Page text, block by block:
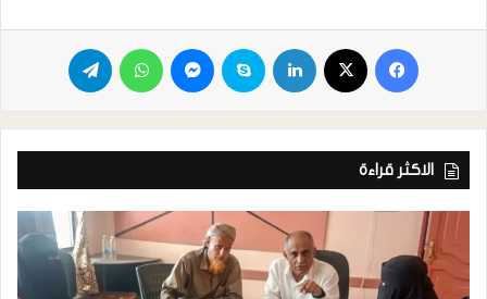
الاكثر قراءة